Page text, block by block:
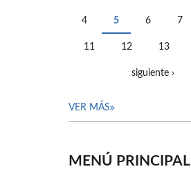
4 5 6 7
11 12 13
siguiente ›
VER MÁS
MENÚ PRINCIPAL